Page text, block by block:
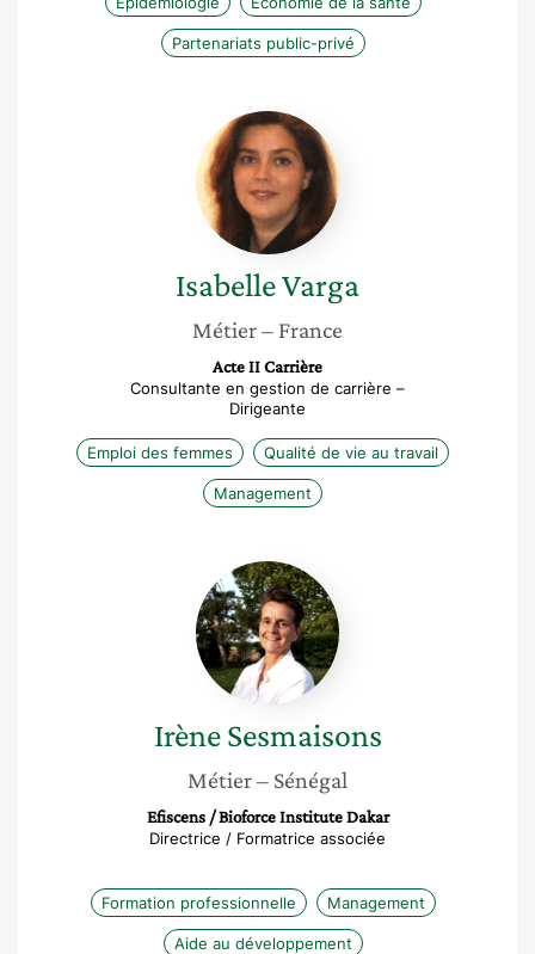
Partenariats public-privé
Isabelle
Varga
IsabelleVarga
Métier– France
Acte II Carrière
Consultante en gestion de carrière –
Dirigeante
Emploi des femmes Qualité de vie au travail
Management
Irène
Sesmaisons
Irène Sesmaisons
Métier– Sénégal
Efiscens / Bioforce Institute Dakar
Directrice / Formatrice associée
Formation professionnelle Management
Aide au développement